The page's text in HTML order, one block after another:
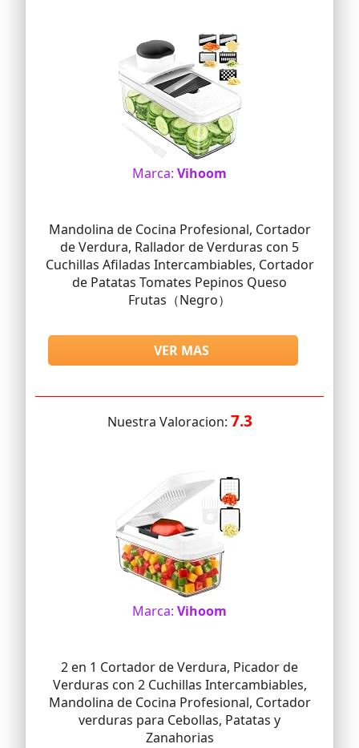
Marca: Vihoom
Mandolina de Cocina Profesional, Cortador
de Verdura, Rallador de Verduras con 5
Cuchillas Afiladas Intercambiables, Cortador
de Patatas Tomates Pepinos Queso
Frutas（Negro）
VER MAS
Nuestra Valoracion: 7.3
Marca: Vihoom
2 en 1 Cortador de Verdura, Picador de
Verduras con 2 Cuchillas Intercambiables,
Mandolina de Cocina Profesional, Cortador
verduras para Cebollas, Patatas y
Zanahorias